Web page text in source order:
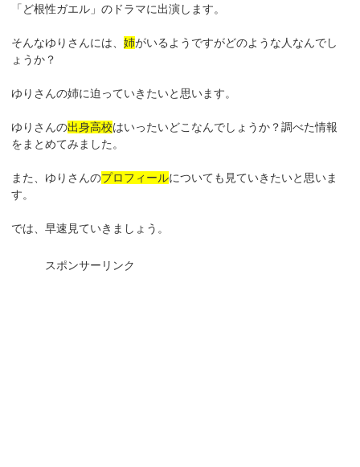
「ど根性ガエル」のドラマに出演します。
そんなゆりさんには、姉がいるようですがどのような人なんでし
ょうか？
ゆりさんの姉に迫っていきたいと思います。
ゆりさんの出身高校はいったいどこなんでしょうか？調べた情報
をまとめてみました。
また、ゆりさんのプロフィールについても見ていきたいと思いま
す。
では、早速見ていきましょう。
スポンサーリンク